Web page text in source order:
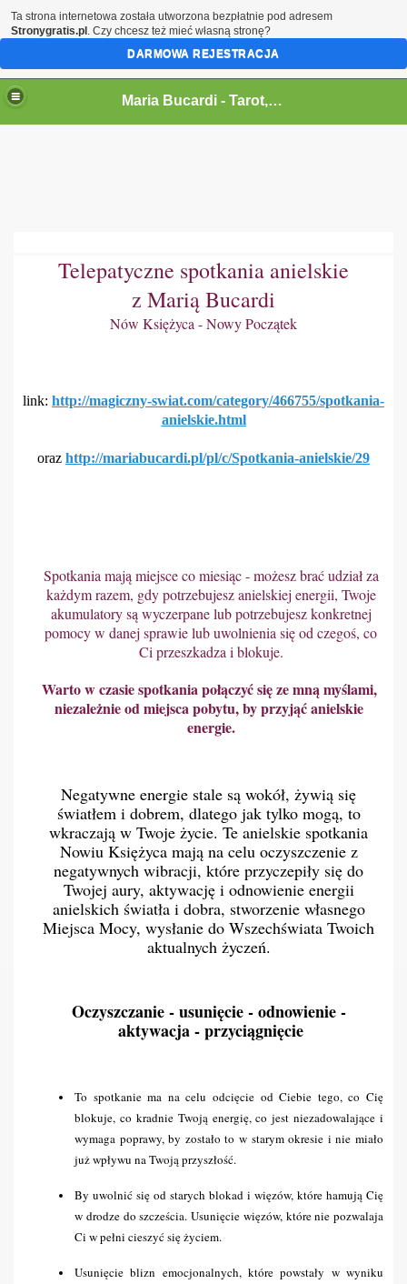
Maria Bucardi,magia,tarot,jasnowidz,rytualy,czary,terapeutka
Maria Bucardi - Tarot,wrozka,wrozba,wrozenie,magia milosna,jasnowidz,rytualy magiczne,karty,talizmany,amulety,wampiry en
Telepatyczne spotkania anielskie
z Marią Bucardi
Nów Księżyca - Nowy Początek
link: http://magiczny-swiat.com/category/466755/spotkania-
anielskie.html
oraz http://mariabucardi.pl/pl/c/Spotkania-anielskie/29
Spotkania mają miejsce co miesiąc - możesz brać udział za
każdym razem, gdy potrzebujesz anielskiej energii, Twoje
akumulatory są wyczerpane lub potrzebujesz konkretnej
pomocy w danej sprawie lub uwolnienia się od czegoś, co
Ci przeszkadza i blokuje.
Warto w czasie spotkania połączyć się ze mną myślami,
niezależnie od miejsca pobytu, by przyjąć anielskie
energie.
Negatywne energie stale są wokół, żywią się
światłem i dobrem, dlatego jak tylko mogą, to
wkraczają w Twoje życie. Te anielskie spotkania
Nowiu Księżyca mają na celu oczyszczenie z
negatywnych wibracji, które przyczepiły się do
Twojej aury, aktywację i odnowienie energii
anielskich światła i dobra, stworzenie własnego
Miejsca Mocy, wysłanie do Wszechświata Twoich
aktualnych życzeń.
Oczyszczanie - usunięcie - odnowienie -
aktywacja - przyciągnięcie
To spotkanie ma na celu odcięcie od Ciebie tego, co Cię
blokuje, co kradnie Twoją energię, co jest niezadowalające i
wymaga poprawy, by zostało to w starym okresie i nie miało
już wpływu na Twoją przyszłość.
By uwolnić się od starych blokad i więzów, które hamują Cię
w drodze do szcześcia. Usunięcie więzów, które nie pozwalaja
Ci w pełni cieszyć się życiem.
Usunięcie blizn emocjonalnych, które powstały w wyniku
Ta strona internetowa została utworzona bezpłatnie pod adresem
Stronygratis.pl . Czy chcesz też mieć własną stronę?
DARMOWA REJESTRACJA